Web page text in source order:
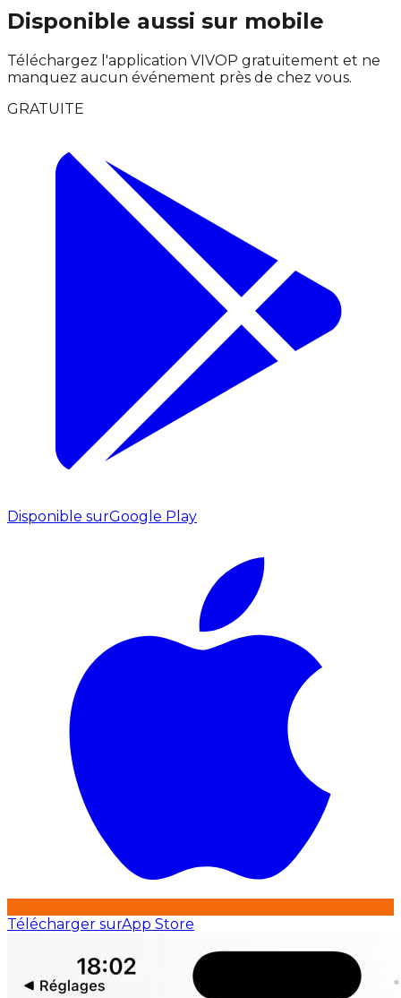
Disponible aussi sur mobile
Téléchargez l'application VIVOP gratuitement et ne
manquez aucun événement près de chez vous.
GRATUITE
Disponible surGoogle Play
Télécharger surApp Store